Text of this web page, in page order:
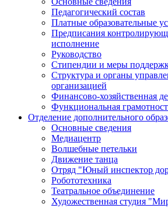
Педагогический состав
Платные образовательные
Предписания
исполнение
Руководство
Стипендии и меры
Структура и органы
организацией
Финансово-хозяйственная
Функциональная
Отделение дополнительного
Основные сведения
Медиацентр
Волшебные петельки
Движение танца
Отряд "Юный инспектор
Робототехника
Театральное объединение
Художественная студия